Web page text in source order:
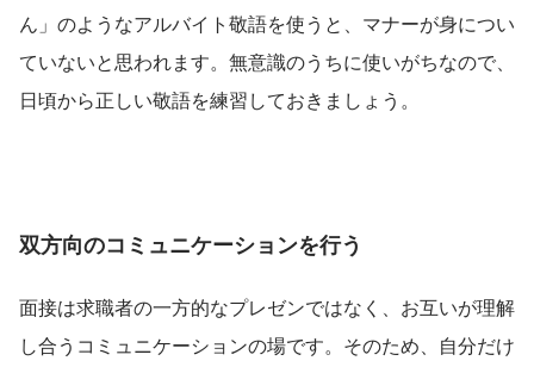
ん」のようなアルバイト敬語を使うと、マナーが身につい
ていないと思われます。無意識のうちに使いがちなので、
日頃から正しい敬語を練習しておきましょう。
双方向のコミュニケーションを行う
面接は求職者の一方的なプレゼンではなく、お互いが理解
し合うコミュニケーションの場です。そのため、自分だけ